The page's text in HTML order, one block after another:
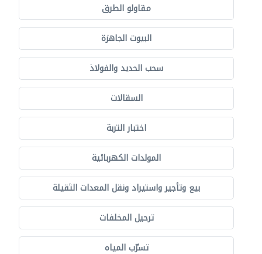
مقاولو الطرق
البيوت الجاهزة
سحب الحديد والفولاذ
السقالات
اختبار التربة
المولدات الكهربائية
بيع وتأجير واستيراد ونقل المعدات الثقيلة
ترحيل المخلفات
تسرّب المياه